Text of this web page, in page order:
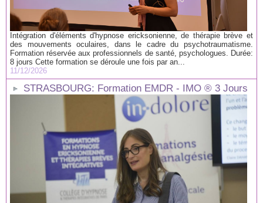
Intégration d'éléments d'hypnose ericksonienne, de thérapie brève et
des mouvements oculaires, dans le cadre du psychotraumatisme.
Formation réservée aux professionnels de santé, psychologues. Durée:
8 jours Cette formation se déroule une fois par an...
11/12/2026
STRASBOURG: Formation EMDR - IMO ® 3 Jours